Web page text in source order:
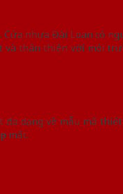
nhựa Đài Loan có
thân thiện với môi
dạng về mẫu mã
mắt.